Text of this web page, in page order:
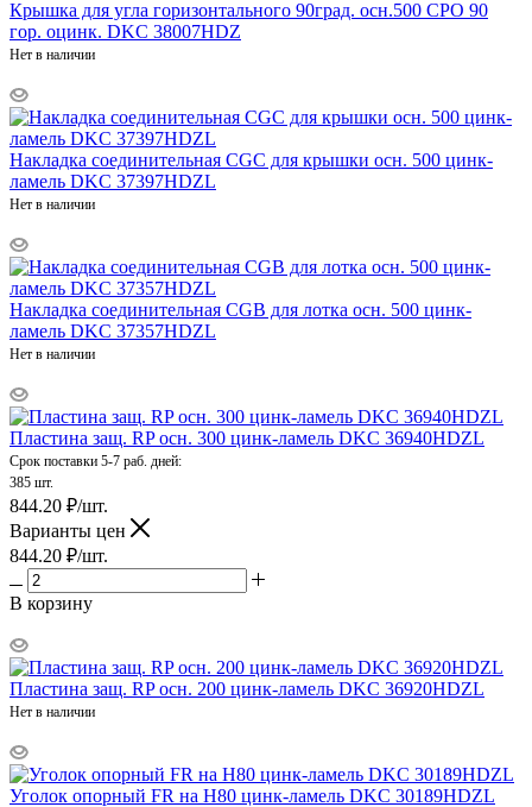
Крышка для угла горизонтального 90град. осн.500 CPO 90
гор. оцинк. DKC 38007HDZ
Нет в наличии
Накладка соединительная CGC для крышки осн. 500 цинк-
ламель DKC 37397HDZL
Нет в наличии
Накладка соединительная CGB для лотка осн. 500 цинк-
ламель DKC 37357HDZL
Нет в наличии
Пластина защ. RP осн. 300 цинк-ламель DKC 36940HDZL
Срок поставки 5-7 раб. дней:
385 шт.
844.20 ₽/шт.
Варианты цен
844.20 ₽/шт.
В корзину
Пластина защ. RP осн. 200 цинк-ламель DKC 36920HDZL
Нет в наличии
Уголок опорный FR на H80 цинк-ламель DKC 30189HDZL